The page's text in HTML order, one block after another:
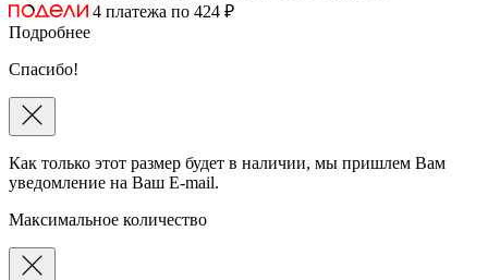
4 платежа по 424 ₽
Подробнее
Спасибо!
Как только этот размер будет в наличии, мы пришлем Вам
уведомление на Ваш E-mail.
Максимальное количество